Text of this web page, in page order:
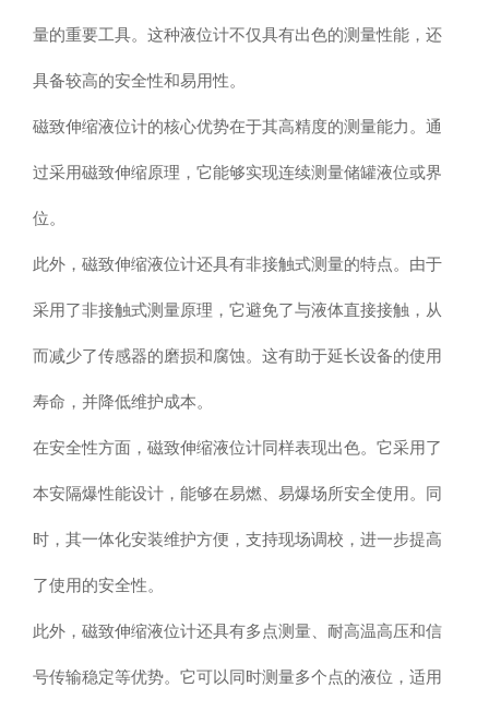
量的重要工具。这种液位计不仅具有出色的测量性能，还
具备较高的安全性和易用性。
磁致伸缩液位计的核心优势在于其高精度的测量能力。通
过采用磁致伸缩原理，它能够实现连续测量储罐液位或界
位。
此外，磁致伸缩液位计还具有非接触式测量的特点。由于
采用了非接触式测量原理，它避免了与液体直接接触，从
而减少了传感器的磨损和腐蚀。这有助于延长设备的使用
寿命，并降低维护成本。
在安全性方面，磁致伸缩液位计同样表现出色。它采用了
本安隔爆性能设计，能够在易燃、易爆场所安全使用。同
时，其一体化安装维护方便，支持现场调校，进一步提高
了使用的安全性。
此外，磁致伸缩液位计还具有多点测量、耐高温高压和信
号传输稳定等优势。它可以同时测量多个点的液位，适用